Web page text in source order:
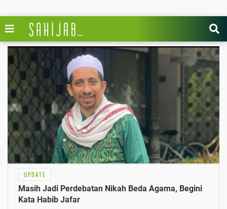
UPDATE
Masih Jadi Perdebatan Nikah Beda Agama, Begini
Kata Habib Jafar